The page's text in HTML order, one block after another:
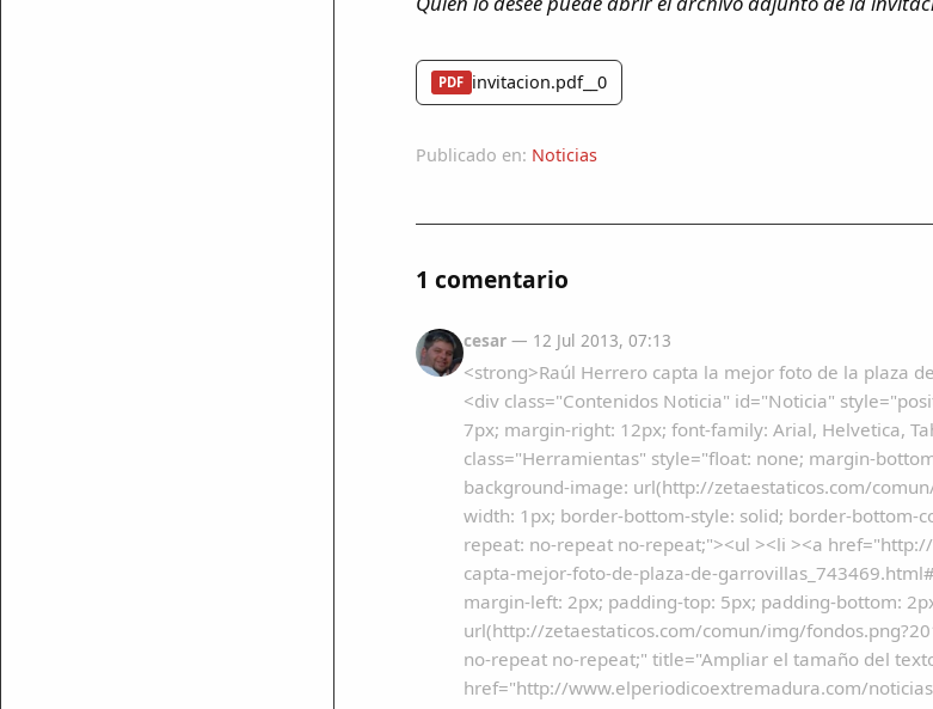
PDF invitacion.pdf__0
Publicado en: Noticias
1 comentario
cesar — 12 Jul 2013, 07:13
<strong>Raúl Herrero capta la mejor foto de la plaza
<div class="Contenidos Noticia" id="Noticia"
7px; margin-right: 12px; font-family: Arial, Helvetica,
class="Herramientas" style="float: none; margin-
background-image: url(http://zetaestaticos.com/
width: 1px; border-bottom-style: solid; border-bottom-
repeat: no-repeat no-repeat;"><ul ><li ><a
capta-mejor-foto-de-plaza-de-
margin-left: 2px; padding-top: 5px; padding-bottom:
url(http://zetaestaticos.com/comun/img/
no-repeat no-repeat;" title="Ampliar el tamaño del
href="http://www.elperiodicoextremadura.com/